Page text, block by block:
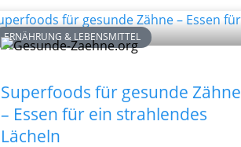
ERNÄHRUNG & LEBENSMITTEL
Superfoods für gesunde Zähne
– Essen für ein strahlendes
Lächeln